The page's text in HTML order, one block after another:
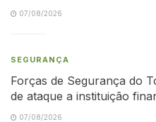
07/08/2026
SEGURANÇA
Forças de Segurança do
de ataque a instituição
07/08/2026